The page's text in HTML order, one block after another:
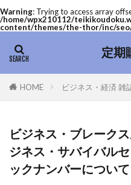
Warning: Trying to access array
/home/wpx210112/
content/themes/the-thor/inc/
定期
HOME ビジネス・経済 雑
ビジネス・ブレーク
ジネス・サバイバル
ックナンバーについて